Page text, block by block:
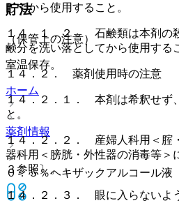
貯法
（保管上の注意）
室温保存。
ホーム
薬剤情報
０．５％ヘキザックアルコール液
してから使用すること。
１４．１．２． 石鹸類は本剤の
鹸分を洗い落としてから使用する
１４．２． 薬剤使用時の注意
１４．２．１． 本剤は希釈せず
と。
１４．２．２． 産婦人科用＜腟
器科用＜膀胱・外性器の消毒等＞
３参照〕。
１４．２．３． 眼に入らないよ